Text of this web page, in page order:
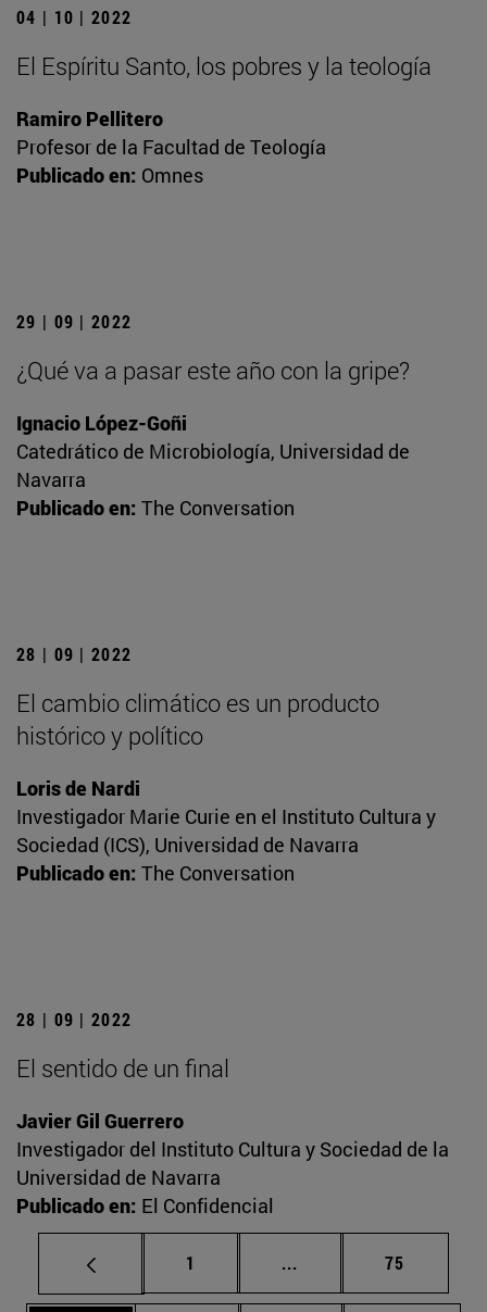
04 | 10 | 2022
El Espíritu Santo, los pobres y la teología
Ramiro Pellitero
Profesor de la Facultad de Teología
Publicado en: Omnes
29 | 09 | 2022
¿Qué va a pasar este año con la gripe?
Ignacio López-Goñi
Catedrático de Microbiología, Universidad de
Navarra
Publicado en: The Conversation
28 | 09 | 2022
El cambio climático es un producto
histórico y político
Loris de Nardi
Investigador Marie Curie en el Instituto Cultura y
Sociedad (ICS), Universidad de Navarra
Publicado en: The Conversation
28 | 09 | 2022
El sentido de un final
Javier Gil Guerrero
Investigador del Instituto Cultura y Sociedad de la
Universidad de Navarra
Publicado en: El Confidencial
Página
1 ... Páginas intermedias
Página
75